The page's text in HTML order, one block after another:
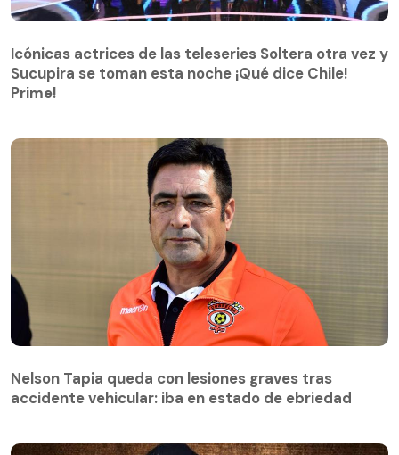
Icónicas actrices de las teleseries Soltera otra vez y
Sucupira se toman esta noche ¡Qué dice Chile!
Prime!
accidente vehicular: iba en estado de ebriedad
Nelson Tapia queda con lesiones graves tras
accidente vehicular: iba en estado de ebriedad